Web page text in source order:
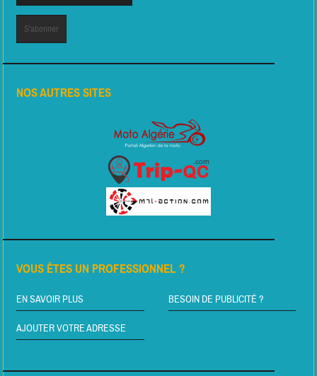
NOS AUTRES SITES
VOUS ÊTES UN PROFESSIONNEL ?
EN SAVOIR PLUS BESOIN DE PUBLICITÉ ?
AJOUTER VOTRE ADRESSE